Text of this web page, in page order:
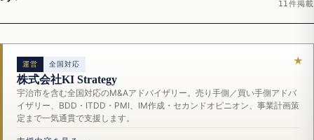
11件掲載
運営 全国対応
株式会社KI Strategy
宇治市を含む全国対応のM&Aアドバイザリー。売り手側／買い手側アドバ
イザリー、BDD・ITDD・PMI、IM作成・セカンドオピニオン、事業計画策
定まで一気通貫で支援します。